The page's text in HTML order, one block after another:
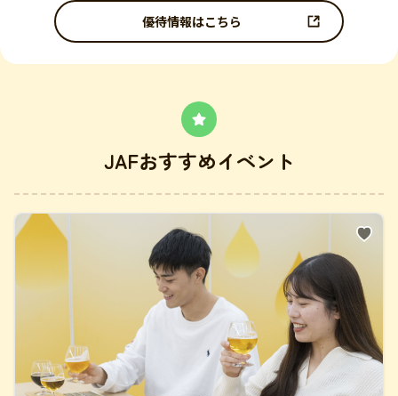
優待情報はこちら
JAFおすすめイベント